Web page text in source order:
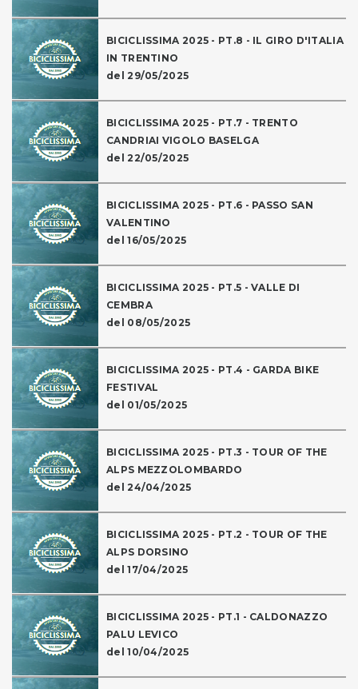
BICICLISSIMA 2025 - PT.8 - IL GIRO D'ITALIA
IN TRENTINO
del 29/05/2025
BICICLISSIMA 2025 - PT.7 - TRENTO
CANDRIAI VIGOLO BASELGA
del 22/05/2025
BICICLISSIMA 2025 - PT.6 - PASSO SAN
VALENTINO
del 16/05/2025
BICICLISSIMA 2025 - PT.5 - VALLE DI
CEMBRA
del 08/05/2025
BICICLISSIMA 2025 - PT.4 - GARDA BIKE
FESTIVAL
del 01/05/2025
BICICLISSIMA 2025 - PT.3 - TOUR OF THE
ALPS MEZZOLOMBARDO
del 24/04/2025
BICICLISSIMA 2025 - PT.2 - TOUR OF THE
ALPS DORSINO
del 17/04/2025
BICICLISSIMA 2025 - PT.1 - CALDONAZZO
PALU LEVICO
del 10/04/2025